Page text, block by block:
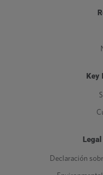
Key
Declaración